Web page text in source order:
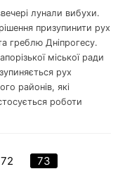
лунали вибухи.
призупинити рух
греблю Дніпрогесу.
міської ради
рух
районів, які
роботи
72 73